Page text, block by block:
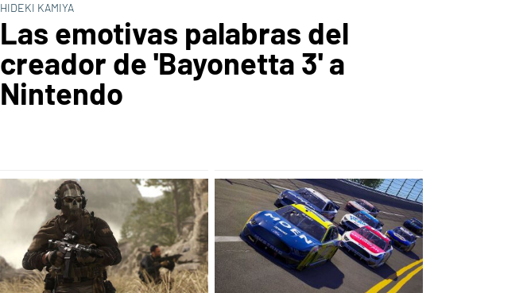
HIDEKI KAMIYA
Las emotivas palabras del
creador de 'Bayonetta 3' a
Nintendo